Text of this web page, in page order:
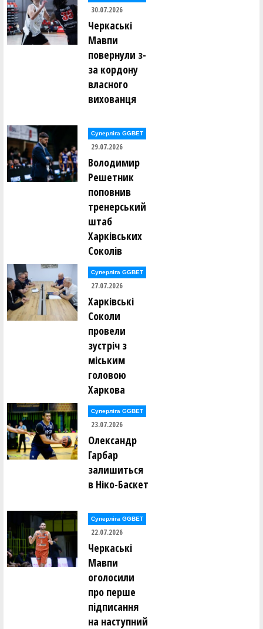
30.07.2026
Черкаські
Мавпи
повернули з-
за кордону
власного
вихованця
Суперліга GGBET
29.07.2026
Володимир
Решетник
поповнив
тренерський
штаб
Харківських
Соколів
Суперліга GGBET
27.07.2026
Харківські
Соколи
провели
зустріч з
міським
головою
Харкова
Суперліга GGBET
23.07.2026
Олександр
Гарбар
залишиться
в Ніко-Баскет
Суперліга GGBET
22.07.2026
Черкаські
Мавпи
оголосили
про перше
підписання
на наступний